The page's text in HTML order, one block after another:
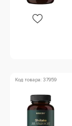
Код товара: 37959